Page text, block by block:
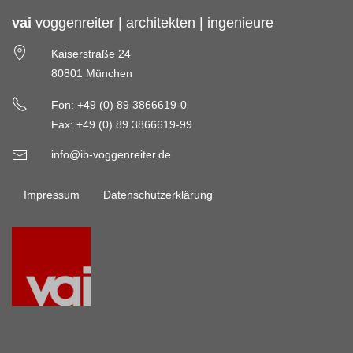
vai voggenreiter | architekten | ingenieure
Kaiserstraße 24
80801 München
Fon: +49 (0) 89 3866619-0
Fax: +49 (0) 89 3866619-99
info@ib-voggenreiter.de
Impressum Datenschutzerklärung